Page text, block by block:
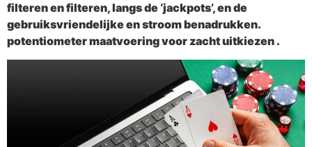
filteren en filteren, langs de ‘jackpots’, en de
gebruiksvriendelijke en stroom benadrukken.
potentiometer maatvoering voor zacht uitkiezen .